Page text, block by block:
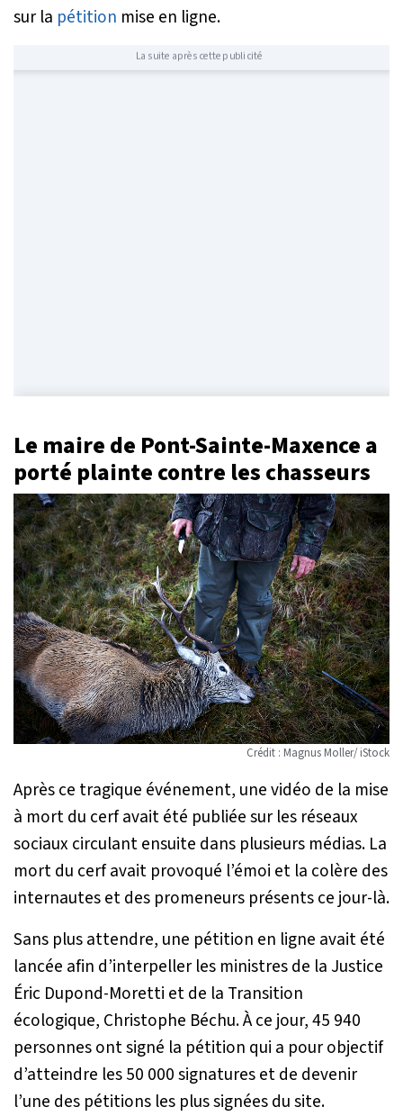
sur la pétition mise en ligne.
La suite après cette publicité
Le maire de Pont-Sainte-Maxence a
porté plainte contre les chasseurs
Crédit : Magnus Moller/ iStock
Après ce tragique événement, une vidéo de la mise
à mort du cerf avait été publiée sur les réseaux
sociaux circulant ensuite dans plusieurs médias. La
mort du cerf avait provoqué l’émoi et la colère des
internautes et des promeneurs présents ce jour-là.
Sans plus attendre, une pétition en ligne avait été
lancée afin d’interpeller les ministres de la Justice
Éric Dupond-Moretti et de la Transition
écologique, Christophe Béchu. À ce jour, 45 940
personnes ont signé la pétition qui a pour objectif
d’atteindre les 50 000 signatures et de devenir
l’une des pétitions les plus signées du site.